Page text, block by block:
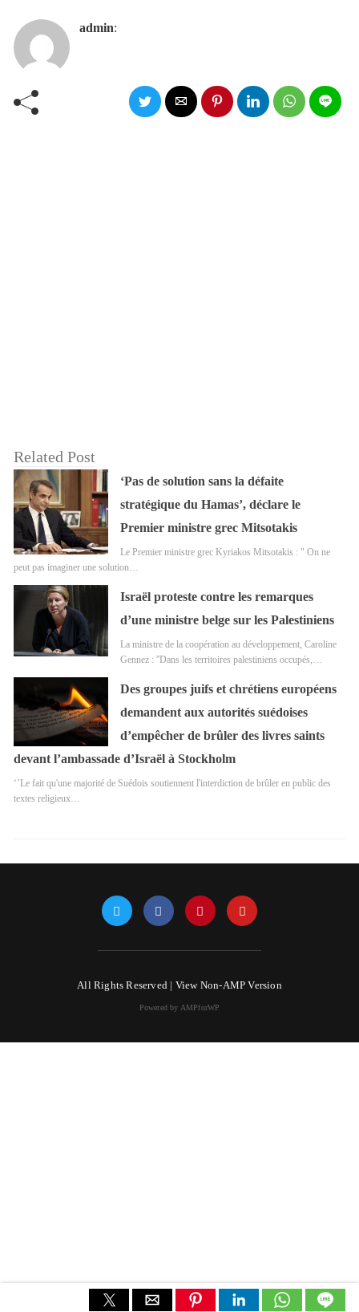
admin:
Related Post
‘Pas de solution sans la défaite
stratégique du Hamas’, déclare le
Premier ministre grec Mitsotakis
Le Premier ministre grec Kyriakos Mitsotakis : " On ne
peut pas imaginer une solution…
Israël proteste contre les remarques
d’une ministre belge sur les Palestiniens
La ministre de la coopération au développement, Caroline
Gennez : ''Dans les territoires palestiniens occupés,…
Des groupes juifs et chrétiens européens
demandent aux autorités suédoises
d’empêcher de brûler des livres saints
devant l’ambassade d’Israël à Stockholm
‘’Le fait qu'une majorité de Suédois soutiennent l'interdiction de brûler en public des
textes religieux…
All Rights Reserved | View Non-AMP Version
Powered by AMPforWP